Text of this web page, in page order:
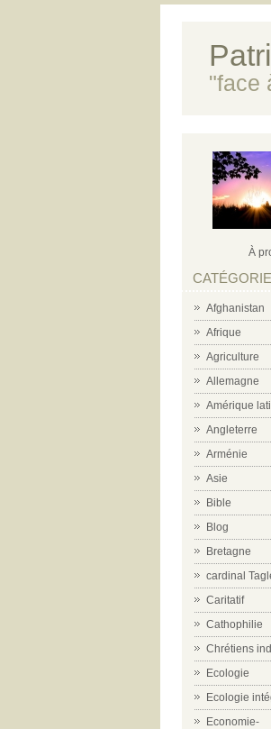
"face
À
Afghanistan
Afrique
Agriculture
Allemagne
Amérique
Angleterre
Arménie
Asie
Bible
Blog
Bretagne
cardinal
Caritatif
Cathophilie
Chrétiens
Ecologie
Ecologie
Economie-